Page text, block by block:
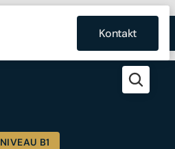
Kontakt
NIVEAU B1